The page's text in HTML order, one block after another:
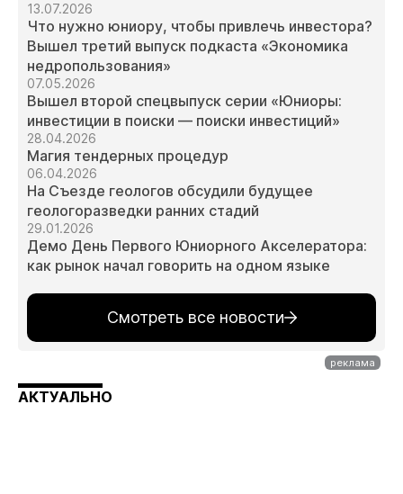
13.07.2026
Что нужно юниору, чтобы привлечь инвестора?
Вышел третий выпуск подкаста «Экономика
недропользования»
07.05.2026
Вышел второй спецвыпуск серии «Юниоры:
инвестиции в поиски — поиски инвестиций»
28.04.2026
Магия тендерных процедур
06.04.2026
На Съезде геологов обсудили будущее
геологоразведки ранних стадий
29.01.2026
Демо День Первого Юниорного Акселератора:
как рынок начал говорить на одном языке
Смотреть все новости
АКТУАЛЬНО